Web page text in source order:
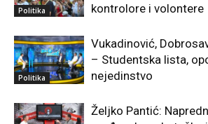
Politika
kontrolore i volontere
Politika
Vukadinović,
– Studentska lista,
nejedinstvo
Željko Pantić: